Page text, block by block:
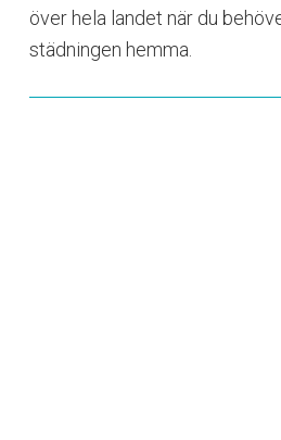
över hela landet när du
städningen hemma.